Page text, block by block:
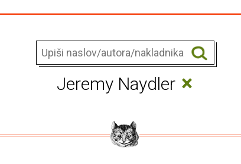
Jeremy Naydler ×